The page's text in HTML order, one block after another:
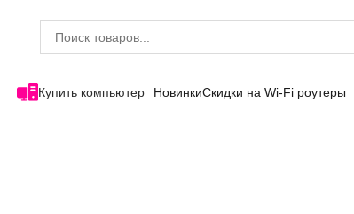
Купить компьютер НовинкиСкидки на Wi-Fi роутеры